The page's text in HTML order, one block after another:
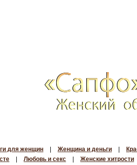
для женщин Женщина и деньги
Любовь и секс
Женские хитрости